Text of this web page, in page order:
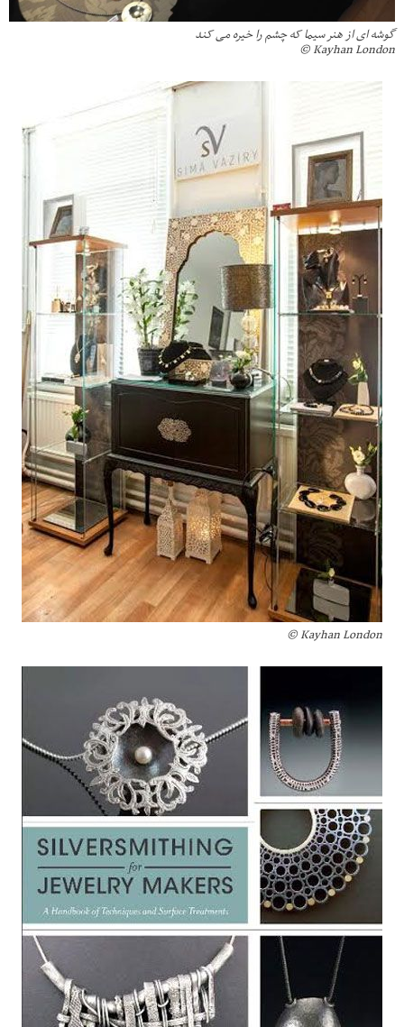
گوشه ای از هنر سیما که چشم را خیره می کند
Kayhan London ©
Kayhan London ©